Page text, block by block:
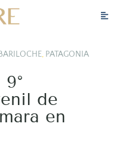
BARILOCHE, PATAGONIA
de
en